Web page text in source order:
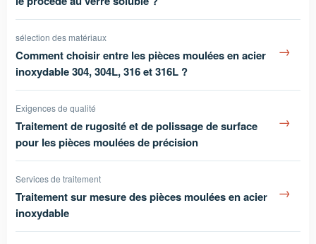
sélection des matériaux
Comment choisir entre les pièces moulées en acier
inoxydable 304, 304L, 316 et 316L ?
→
Exigences de qualité
Traitement de rugosité et de polissage de surface
pour les pièces moulées de précision
→
Services de traitement
Traitement sur mesure des pièces moulées en acier
inoxydable
→